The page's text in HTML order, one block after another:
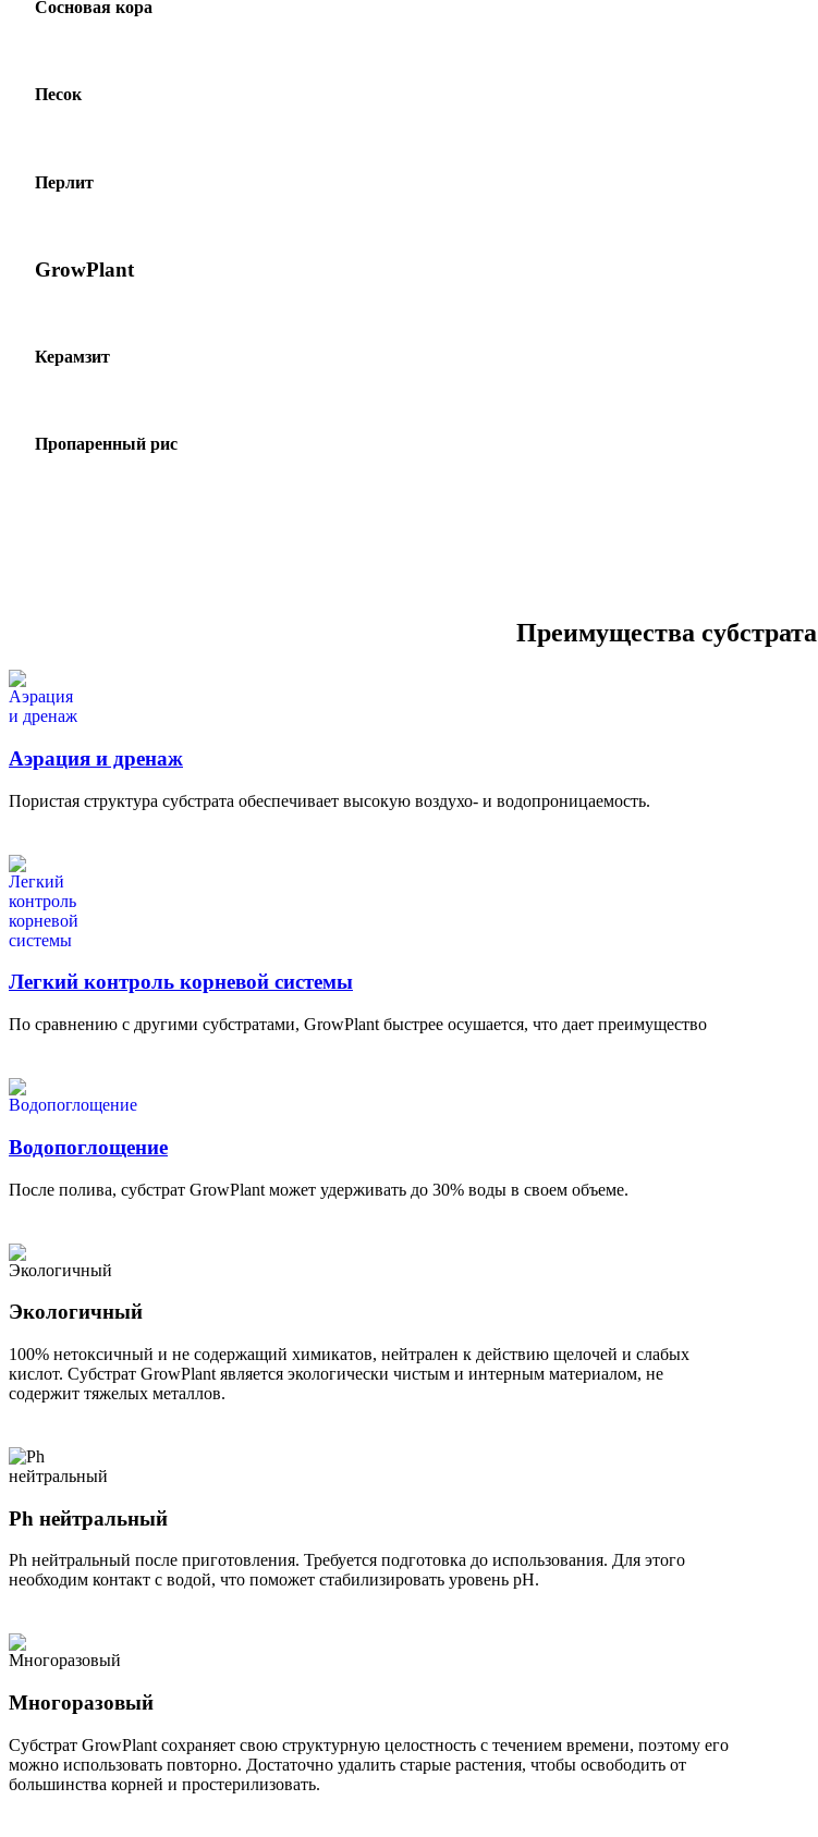
Сосновая кора
Песок
Перлит
GrowPlant
Керамзит
Пропаренный рис
Преимущества субстрата
Аэрация и дренаж
Пористая структура субстрата обеспечивает высокую воздухо- и водопроницаемость.
Легкий контроль корневой системы
По сравнению с другими субстратами, GrowPlant быстрее осушается, что дает преимущество
Водопоглощение
После полива, субстрат GrowPlant может удерживать до 30% воды в своем объеме.
Экологичный
100% нетоксичный и не содержащий химикатов, нейтрален к действию щелочей и слабых
кислот. Субстрат GrowPlant является экологически чистым и интерным материалом, не
содержит тяжелых металлов.
Ph нейтральный
Ph нейтральный после приготовления. Требуется подготовка до использования. Для этого
необходим контакт с водой, что поможет стабилизировать уровень pH.
Многоразовый
Субстрат GrowPlant сохраняет свою структурную целостность с течением времени, поэтому его
можно использовать повторно. Достаточно удалить старые растения, чтобы освободить от
большинства корней и простерилизовать.